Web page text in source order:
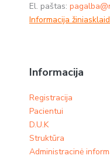
El. paštas:
Informacija
Informacija
Registracija
Pacientui
D.U.K
Struktūra
Administracinė